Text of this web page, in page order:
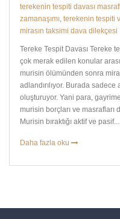
terekenin tespiti davası
zamanaşımı terekenin tespiti
mirasın taksimi dava dilekçesi
Tereke Tespit Davası Tereke
çok merak edilen konular
murisin ölümünden sonra
adlandırılıyor. Burada
oluşturuyor. Yani para,
murisin borçları ve masrafları
Murisin bıraktığı aktif ve pasif...
Daha fazla oku